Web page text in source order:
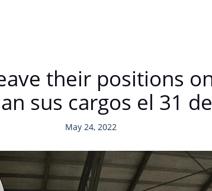
their positions
sus cargos el 31
May 24, 2022